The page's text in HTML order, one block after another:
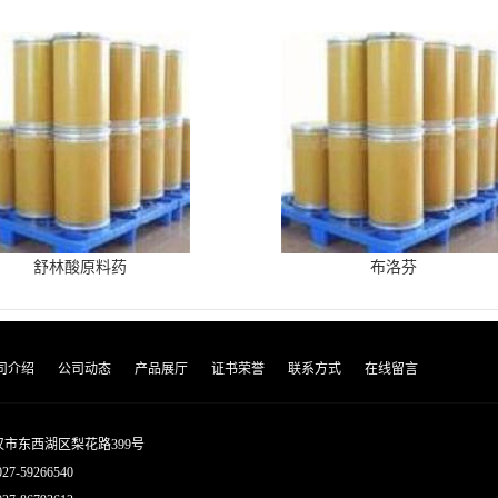
舒林酸原料药 布洛芬
介绍 公司动态 产品展厅 证书荣誉 联系方式 在线留言
市东西湖区梨花路399号
59266540